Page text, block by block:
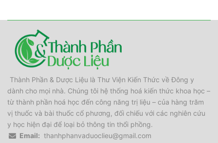
Thành Phần & Dược Liệu là Thư Viện Kiến Thức về Đông y
dành cho mọi nhà. Chúng tôi hệ thống hoá kiến thức khoa học –
từ thành phần hoá học đến công năng trị liệu – của hàng trăm
vị thuốc và bài thuốc cổ phương, đối chiếu với các nghiên cứu
y học hiện đại để loại bỏ thông tin thổi phồng.
Email: thanhphanvaduoclieu@gmail.com